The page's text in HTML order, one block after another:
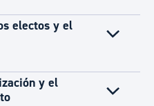
electos y el
y el